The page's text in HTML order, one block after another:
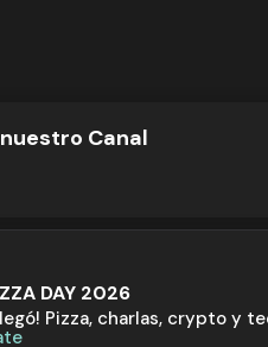
Canal
DAY 2026
Pizza, charlas, crypto y